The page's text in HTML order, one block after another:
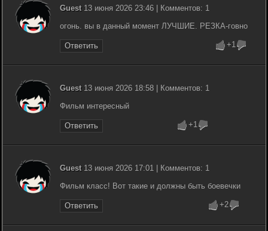
Guest13 июня 2026 23:46 | Комментов: 1
огонь. вы в данный момент ЛУЧШИЕ. РЕЗКА-говно
Ответить +1
Guest13 июня 2026 18:58 | Комментов: 1
Фильм интересный
Ответить +1
Guest13 июня 2026 17:01 | Комментов: 1
Фильм класс! Вот такие и должны быть боевечки
Ответить +2